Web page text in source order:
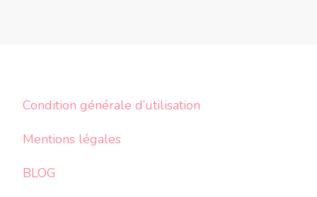
Condition générale d’utilisation
Mentions légales
BLOG